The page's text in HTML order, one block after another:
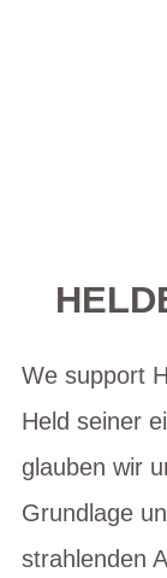
We support
Held seiner
glauben wir
Grundlage
strahlenden